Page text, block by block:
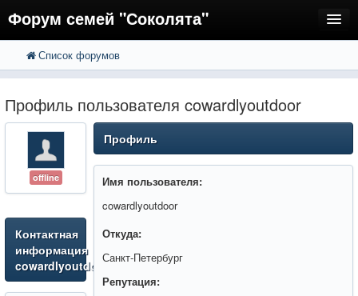
Форум семей "Соколята"
FAQ
Регистрация
Вход
Список форумов
Профиль пользователя cowardlyoutdoor
offline
Контактная
информация
cowardlyoutdoor
Профиль
Имя пользователя:
cowardlyoutdoor
Откуда:
Санкт-Петербург
Репутация: